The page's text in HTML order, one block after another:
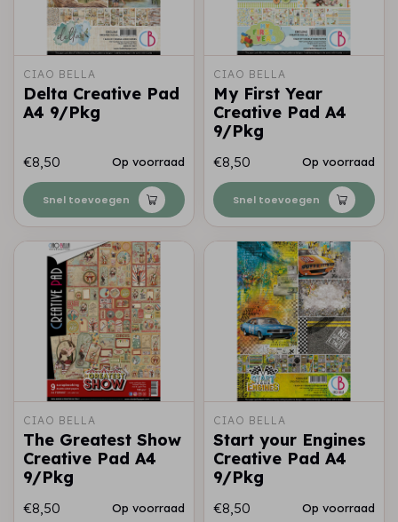
CIAO BELLA
Delta Creative Pad
A4 9/Pkg
€8,50 Op voorraad
Snel toevoegen
CIAO BELLA
My First Year
Creative Pad A4
9/Pkg
€8,50 Op voorraad
Snel toevoegen
CIAO BELLA
The Greatest Show
Creative Pad A4
9/Pkg
€8,50 Op voorraad
CIAO BELLA
Start your Engines
Creative Pad A4
9/Pkg
€8,50 Op voorraad